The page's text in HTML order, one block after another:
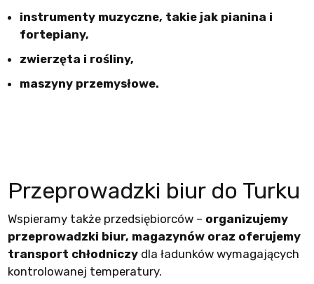
instrumenty muzyczne, takie jak pianina i
fortepiany,
zwierzęta i rośliny,
maszyny przemysłowe.
Przeprowadzki biur do Turku
Wspieramy także przedsiębiorców – organizujemy
przeprowadzki biur, magazynów oraz oferujemy
transport chłodniczydla ładunków wymagających
kontrolowanej temperatury.